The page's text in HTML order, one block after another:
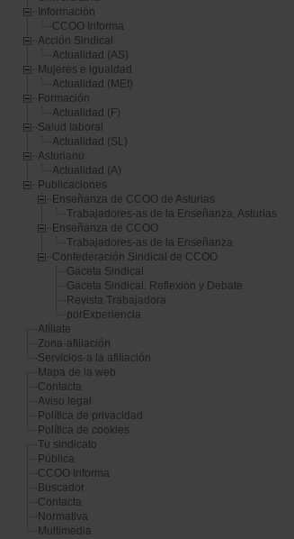
Información
CCOO Informa
Acción Sindical
Actualidad (AS)
Mujeres e igualdad
Actualidad (MEI)
Formación
Actualidad (F)
Salud laboral
Actualidad (SL)
Asturianu
Actualidad (A)
Publicaciones
Enseñanza de CCOO de Asturias
Trabajadores-as de la Enseñanza, Asturias
Enseñanza de CCOO
Trabajadores-as de la Enseñanza
Confederación Sindical de CCOO
Gaceta Sindical
Gaceta Sindical. Reflexión y Debate
Revista Trabajadora
porExperiencia
Afíliate
Zona·afiliación
Servicios·a la afiliación
Mapa de la web
Contacta
Aviso legal
Política de privacidad
Política de cookies
Tu sindicato
Pública
CCOO Informa
Buscador
Contacta
Normativa
Multimedia